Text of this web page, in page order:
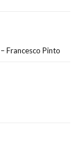
Francesco Pinto